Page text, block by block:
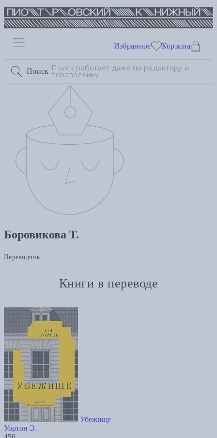
Поиск
Избранное Корзина
Боровикова Т.
Переводчик
Книги в переводе
Убежище
Уортон Э.